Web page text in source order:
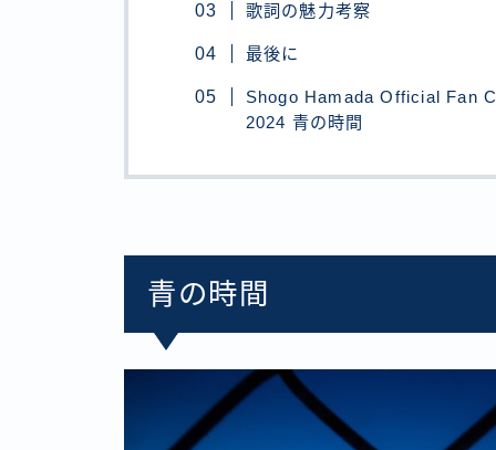
歌詞の魅力考察
最後に
Shogo Hamada Official Fan
2024 青の時間
青の時間